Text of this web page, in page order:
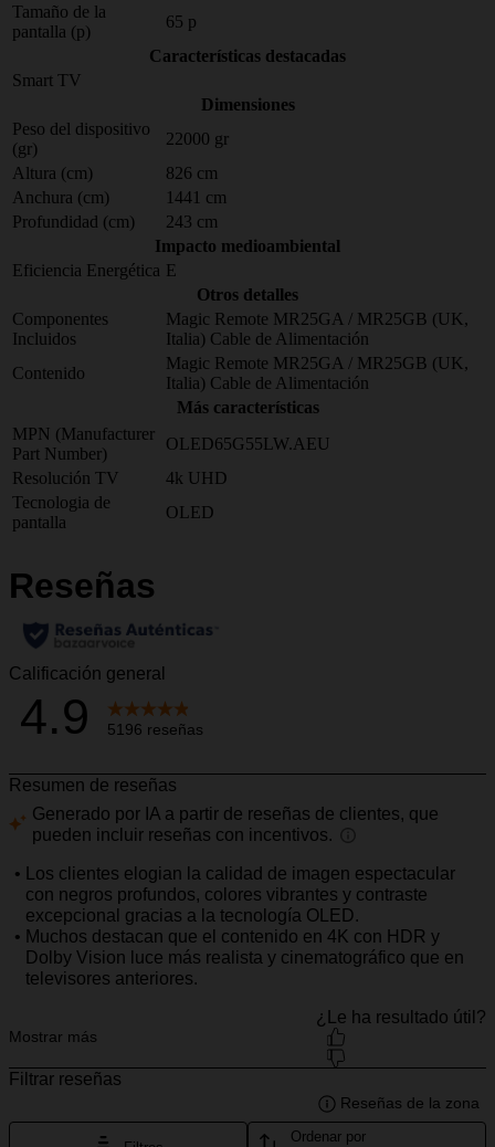
Tamaño de la
pantalla (p)
65 p
Características destacadas
Smart TV
Dimensiones
Peso del dispositivo
(gr)
22000 gr
Altura (cm)
826 cm
Anchura (cm)
1441 cm
Profundidad (cm)
243 cm
Impacto medioambiental
Eficiencia Energética E
Otros detalles
Componentes
Incluidos
Magic Remote MR25GA / MR25GB (UK,
Italia) Cable de Alimentación
Contenido
Magic Remote MR25GA / MR25GB (UK,
Italia) Cable de Alimentación
Más características
MPN (Manufacturer
Part Number)
OLED65G55LW.AEU
Resolución TV
4k UHD
Tecnologia de
pantalla
OLED